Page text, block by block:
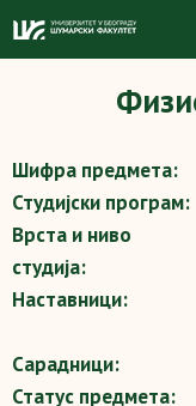
Шифра предмета:
Студијски програм:
Врста и ниво
студија:
Наставници:
Сарадници:
Статус предмета: